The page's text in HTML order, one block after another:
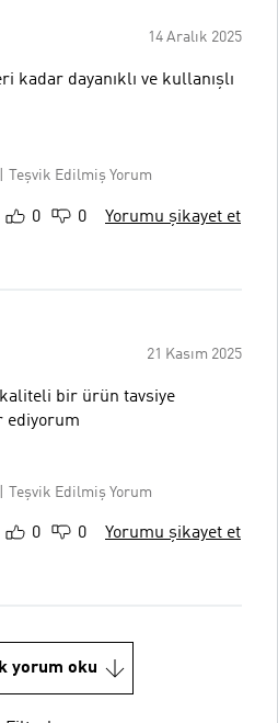
14 Aralık 2025
kadar dayanıklı ve kullanışlı
Teşvik Edilmiş Yorum
0 0 Yorumu şikayet et
21 Kasım 2025
bir ürün tavsiye
ediyorum
Teşvik Edilmiş Yorum
0 0 Yorumu şikayet et
yorum oku